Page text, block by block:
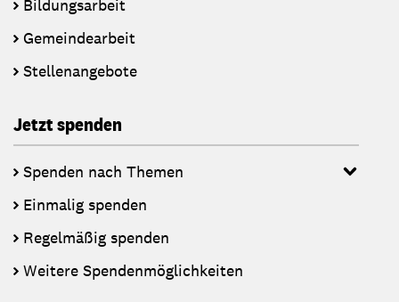
Bildungsarbeit
Gemeindearbeit
Stellenangebote
Jetzt spenden
Spenden nach Themen
Einmalig spenden
Regelmäßig spenden
Weitere Spendenmöglichkeiten